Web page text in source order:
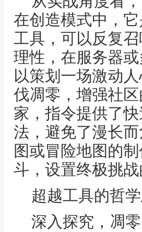
在创造模式中，
工具，可以反复
理性，在服务器
以策划一场激动
伐凋零，增强社
家，指令提供了
法，避免了漫长
图或冒险地图的
斗，设置终极挑
超越工具的哲
深入探究，凋